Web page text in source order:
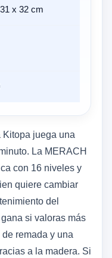
x 32 cm
Kitopa juega una
La MERACH
con 16 niveles y
quiere cambiar
del
si valoras más
remada y una
a la madera. Si